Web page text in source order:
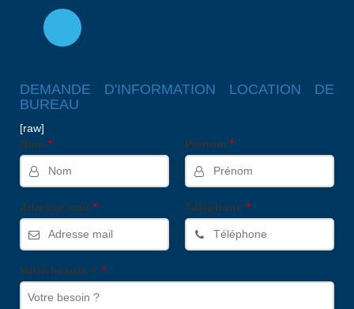
DEMANDE D'INFORMATION LOCATION DE
BUREAU
[raw]
Nom * Prénom *
Adresse mail * Téléphone *
Votre besoin ? *